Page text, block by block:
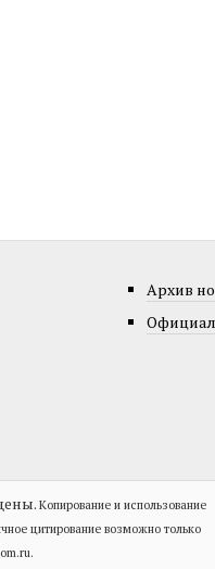
Архив
Копирование и использование
цитирование возможно только